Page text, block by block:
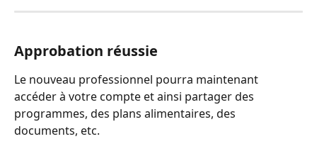
Approbation réussie
Le nouveau professionnel pourra maintenant
accéder à votre compte et ainsi partager des
programmes, des plans alimentaires, des
documents, etc.